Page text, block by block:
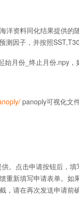
洋资料同化结果提供
测因子，并按照
始月份_终止月份.npy
panoply可视化文
。点击申请按钮后，
重新填写申请表单。
，请在再次发送申请